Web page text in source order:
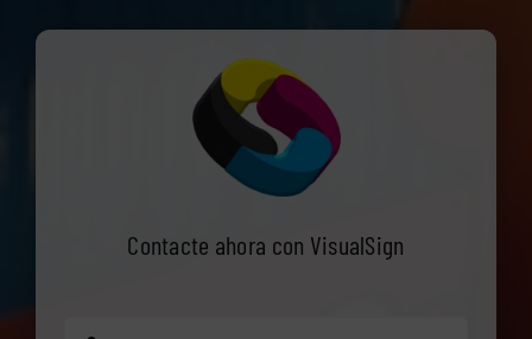
Contacte ahora con VisualSign